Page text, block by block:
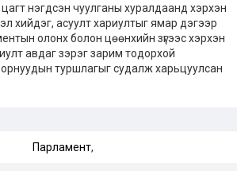
нэгдсэн чуулганы хуралдаанд хэрхэн
хийдэг, асуулт хариултыг ямар дэгээр
олонх болон цөөнхийн зүгээс хэрхэн
авдаг зэрэг зарим тодорхой
туршлагыг судалж харьцуулсан
Парламент,